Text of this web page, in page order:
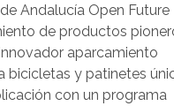
Andalucía Open Future
de productos
aparcamiento
bicicletas y patinetes
con un programa